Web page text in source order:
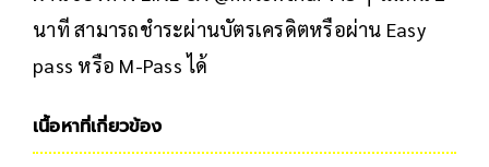
นาที สามารถชำระผ่านบัตรเครดิตหรือผ่าน Easy
pass หรือ M-Pass ได้
เนื้อหาที่เกี่ยวข้อง